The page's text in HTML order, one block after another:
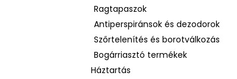
Ragtapaszok
Antiperspiránsok és dezodorok
Szőrtelenítés és borotválkozás
Bogárriasztó termékek
Háztartás